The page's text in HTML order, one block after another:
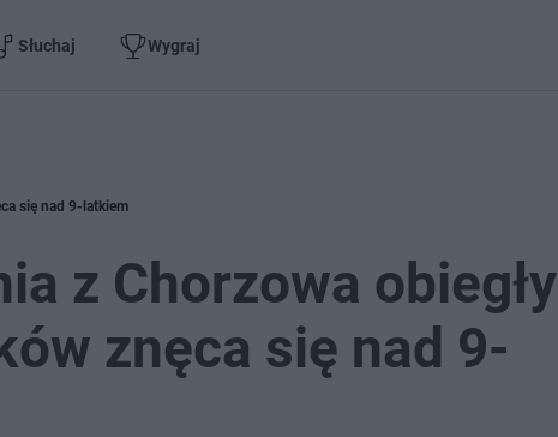
Słuchaj Wygraj
się nad 9-latkiem
z Chorzowa obiegły
znęca się nad 9-